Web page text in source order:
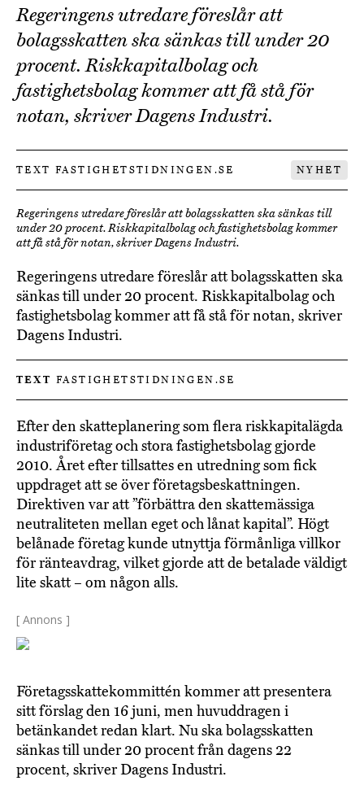
Regeringens utredare föreslår att
bolagsskatten ska sänkas till under 20
procent. Riskkapitalbolag och
fastighetsbolag kommer att få stå för
notan, skriver Dagens Industri.
TEXT FASTIGHETSTIDNINGEN.SE NYHET
Regeringens utredare föreslår att bolagsskatten ska sänkas till
under 20 procent. Riskkapitalbolag och fastighetsbolag kommer
att få stå för notan, skriver Dagens Industri.
Regeringens utredare föreslår att bolagsskatten ska
sänkas till under 20 procent. Riskkapitalbolag och
fastighetsbolag kommer att få stå för notan, skriver
Dagens Industri.
TEXT FASTIGHETSTIDNINGEN.SE
Efter den skatteplanering som flera riskkapitalägda
industriföretag och stora fastighetsbolag gjorde
2010. Året efter tillsattes en utredning som fick
uppdraget att se över företagsbeskattningen.
Direktiven var att ”förbättra den skattemässiga
neutraliteten mellan eget och lånat kapital”. Högt
belånade företag kunde utnyttja förmånliga villkor
för ränteavdrag, vilket gjorde att de betalade väldigt
lite skatt – om någon alls.
[ Annons ]
Företagsskattekommittén kommer att presentera
sitt förslag den 16 juni, men huvuddragen i
betänkandet redan klart. Nu ska bolagsskatten
sänkas till under 20 procent från dagens 22
procent, skriver Dagens Industri.